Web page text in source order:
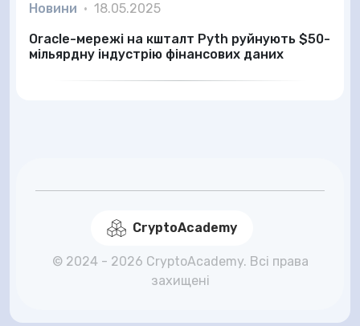
Новини • 18.05.2025
Oracle-мережі на кшталт Pyth руйнують $50-
мільярдну індустрію фінансових даних
CryptoAcademy
© 2024 - 2026 CryptoAcademy. Всі права
захищені